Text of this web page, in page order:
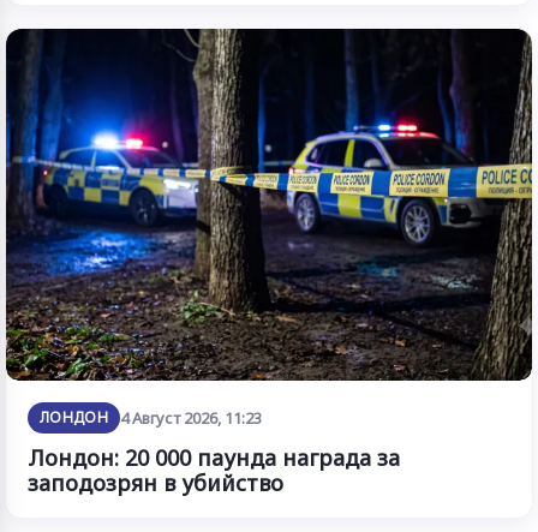
ЛОНДОН 4 Август 2026, 11:23
Лондон: 20 000 паунда награда за
заподозрян в убийство